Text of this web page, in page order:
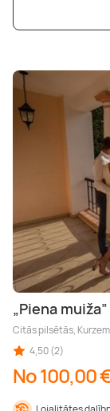
„Piena
Citās pilsētās,
4,50 (2)
No 100,00